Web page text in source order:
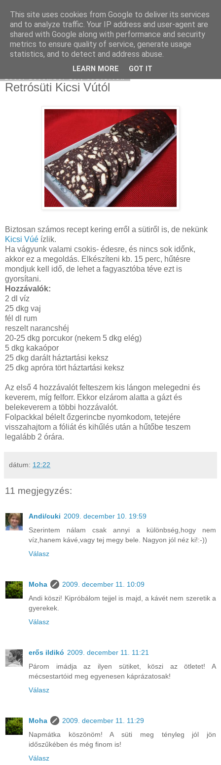
Moha Konyha
Retrósüti Kicsi Vútól
Biztosan számos recept kering erről a sütiről is, de nekünk
Kicsi Vúé ízlik.
Ha vágyunk valami csokis- édesre, és nincs sok időnk,
akkor ez a megoldás. Elkészíteni kb. 15 perc, hűtésre
mondjuk kell idő, de lehet a fagyasztóba téve ezt is
gyorsítani.
Hozzávalók:
2 dl víz
25 dkg vaj
fél dl rum
reszelt narancshéj
20-25 dkg porcukor (nekem 5 dkg elég)
5 dkg kakaópor
25 dkg darált háztartási keksz
25 dkg apróra tört háztartási keksz
Az első 4 hozzávalót felteszem kis lángon melegedni és
keverem, míg felforr. Ekkor elzárom alatta a gázt és
belekeverem a többi hozzávalót.
Folpackkal bélelt őzgerincbe nyomkodom, tetejére
visszahajtom a fóliát és kihűlés után a hűtőbe teszem
legalább 2 órára.
dátum: 12:22
11 megjegyzés:
Andi/cuki 2009. december 10. 19:59
Szerintem nálam csak annyi a különbség,hogy nem
víz,hanem kávé,vagy tej megy bele. Nagyon jól néz ki!:-))
Válasz
Moha
2009. december 11. 10:09
Andi köszi! Kipróbálom tejjel is majd, a kávét nem szeretik a
gyerekek.
Válasz
erős ildikó 2009. december 11. 11:21
Párom imádja az ilyen sütiket, köszi az ötletet! A
mécsestartóid meg egyenesen káprázatosak!
Válasz
Moha
2009. december 11. 11:29
Napmátka köszönöm! A süti meg tényleg jól jön
időszűkében és még finom is!
Válasz
This site uses cookies from Google to deliver its services
and to analyze traffic. Your IP address and user-agent are
shared with Google along with performance and security
metrics to ensure quality of service, generate usage
statistics, and to detect and address abuse.
LEARN MORE GOT IT